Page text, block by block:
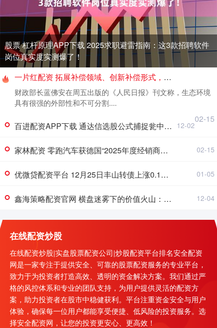
股票 杠杆原理APP下载 2025求职避雷指南：这3款招聘软件
岗位真实度实测爆了！
一片红配资 拓展补偿领域、创新补偿形式，财政部部长发文谈生态保护补偿机制建设
财政部长蓝佛安在周五出版的《人民日报》刊文称，生态环境
具有很强的外部性和不可分割....
02-15
百进配资APP下载 通达信选股公式捕捉瓮中捉鳖形态 12-02
家林配资 零跑汽车获德国“2025年度经销商满意度报告”最佳新品牌_市场_用户_全球 02-15
优微贷配资平台 12月25日丰山转债上涨0.1%，转股溢价率18.22% 01-05
鑫海策略配资官网 横盘迷雾下的价值火山：维昇药业-B（2561.HK）正站在价值重构临界点 12-04
在线配资炒股
在线配资炒股|实盘股票配资公司|炒股配资平台排名安全配资
网是一家专注于提供安全、可靠的股票配资服务的专业平台，
致力于为投资者打造高效、透明的资金解决方案。我们通过严
格的风控体系和专业的团队支持，为用户提供灵活的配资方
案，助力投资者在股市中稳健获利。平台注重资金安全与用户
体验，确保每一位用户都能享受便捷、低风险的投资服务。选
择安全配资网，让您的投资更安心、更高效！